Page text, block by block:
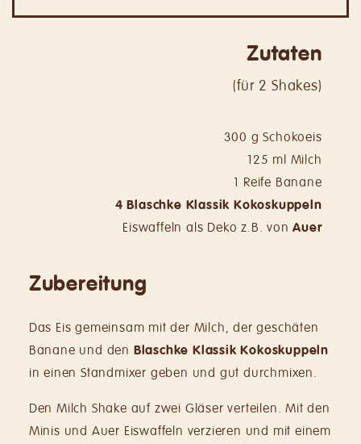
Zutaten
(für 2 Shakes)
300 g Schokoeis
125 ml Milch
1 Reife Banane
4 Blaschke Klassik Kokoskuppeln
Eiswaffeln als Deko z.B. von Auer
Zubereitung
Das Eis gemeinsam mit der Milch, der geschäten
Banane und den Blaschke Klassik Kokos­kuppeln
in einen Standmixer geben und gut durchmixen.
Den Milch Shake auf zwei Gläser verteilen. Mit den
Minis und Auer Eiswaffeln verzieren und mit einem